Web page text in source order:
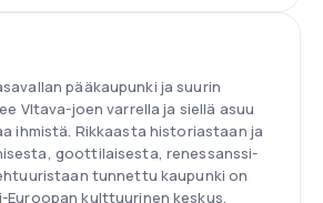
pääkaupunki ja suurin
Vltava-joen varrella ja siellä asuu
ihmistä. Rikkaasta historiastaan ja
goottilaisesta, renessanssi-
tunnettu kaupunki on
Euroopan kulttuurinen keskus.